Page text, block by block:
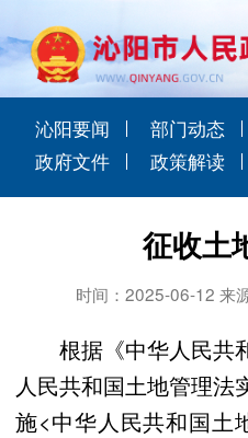
沁阳要闻 部门动态
政府文件
政策解读
征收土
时间：2025-06-12 来
根据《中华人民共
人民共和国土地管理法
施<中华人民共和国土